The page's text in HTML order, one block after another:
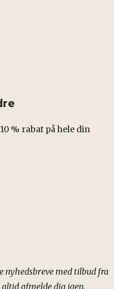
% rabat på hele din
nyhedsbreve med tilbud fra
afmelde dig igen.